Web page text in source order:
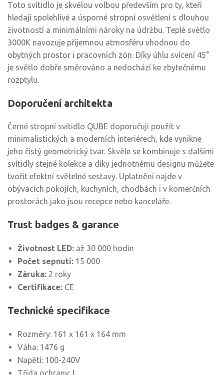
Toto svítidlo je skvělou volbou především pro ty, kteří
hledají spolehlivé a úsporné stropní osvětlení s dlouhou
životností a minimálními nároky na údržbu. Teplé světlo
3000K navozuje příjemnou atmosféru vhodnou do
obytných prostor i pracovních zón. Díky úhlu svícení 45°
je světlo dobře směrováno a nedochází ke zbytečnému
rozptylu.
Doporučení architekta
Černé stropní svítidlo QUBE doporučuji použít v
minimalistických a moderních interiérech, kde vynikne
jeho čistý geometrický tvar. Skvěle se kombinuje s dalšími
svítidly stejné kolekce a díky jednotnému designu můžete
tvořit efektní světelné sestavy. Uplatnění najde v
obývacích pokojích, kuchyních, chodbách i v komerčních
prostorách jako jsou recepce nebo kanceláře.
Trust badges & garance
Životnost LED: až 30 000 hodin
Počet sepnutí: 15 000
Záruka: 2 roky
Certifikace: CE
Technické specifikace
Rozměry: 161 x 161 x 164 mm
Váha: 1476 g
Napětí: 100-240V
Třída ochrany: I